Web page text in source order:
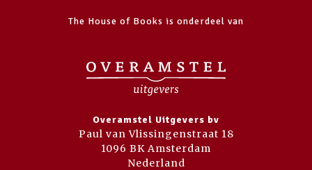
The House of Books is onderdeel van
Overamstel Uitgevers bv
Paul van Vlissingenstraat 18
1096 BK Amsterdam
Nederland